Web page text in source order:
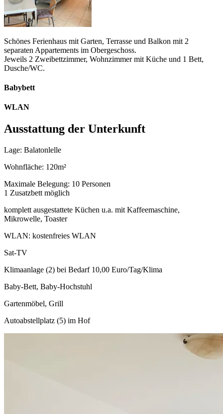
Schönes Ferienhaus mit Garten, Terrasse und Balkon mit 2
separaten Appartements im Obergeschoss.
Jeweils 2 Zweibettzimmer, Wohnzimmer mit Küche und 1 Bett,
Dusche/WC.
Babybett
WLAN
Ausstattung der Unterkunft
Lage: Balatonlelle
Wohnfläche: 120m²
Maximale Belegung: 10 Personen
1 Zusatzbett möglich
komplett ausgestattete Küchen u.a. mit Kaffeemaschine,
Mikrowelle, Toaster
WLAN: kostenfreies WLAN
Sat-TV
Klimaanlage (2) bei Bedarf 10,00 Euro/Tag/Klima
Baby-Bett, Baby-Hochstuhl
Gartenmöbel, Grill
Autoabstellplatz (5) im Hof